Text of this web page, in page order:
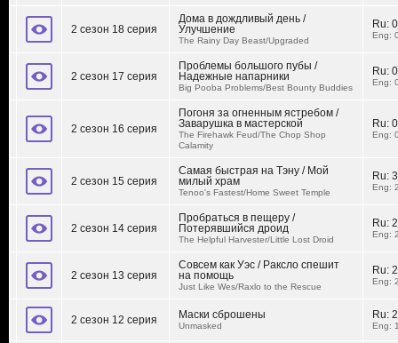
2 сезон 18 серия
Дома в дождливый день /
Улучшение
The Rainy Day Beast/Upgraded
Ru:
Eng:
2 сезон 17 серия
Проблемы большого пубы /
Надежные напарники
Big Pooba Problems/Best Bounty Buddies
Ru:
Eng:
2 сезон 16 серия
Погоня за огненным ястребом /
Заварушка в мастерской
The Firehawk Feud/The Chop Shop
Calamity
Ru:
Eng:
2 сезон 15 серия
Самая быстрая на Тэну / Мой
милый храм
Tenoo's Fastest/Home Sweet Temple
Ru:
Eng:
2 сезон 14 серия
Пробраться в пещеру /
Потерявшийся дроид
The Helpful Harvester/Little Lost Droid
Ru:
Eng:
2 сезон 13 серия
Совсем как Уэс / Раксло спешит
на помощь
Just Like Wes/Raxlo to the Rescue
Ru:
Eng:
2 сезон 12 серия Маски сброшены
Unmasked
Ru:
Eng: